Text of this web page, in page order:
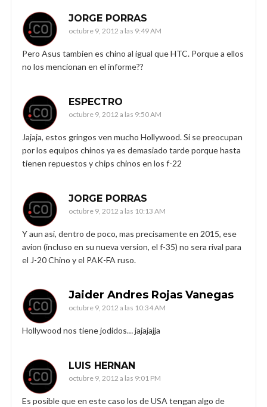
JORGE PORRAS
octubre 9, 2012 a las 9:49 AM
Pero Asus tambien es chino al igual que HTC. Porque a ellos
no los mencionan en el informe??
ESPECTRO
octubre 9, 2012 a las 9:50 AM
Jajaja, estos gringos ven mucho Hollywood. Si se preocupan
por los equipos chinos ya es demasiado tarde porque hasta
tienen repuestos y chips chinos en los f-22
JORGE PORRAS
octubre 9, 2012 a las 10:13 AM
Y aun asi, dentro de poco, mas precisamente en 2015, ese
avion (incluso en su nueva version, el f-35) no sera rival para
el J-20 Chino y el PAK-FA ruso.
Jaider Andres Rojas Vanegas
octubre 9, 2012 a las 10:34 AM
Hollywood nos tiene jodidos… jajajajja
LUIS HERNAN
octubre 9, 2012 a las 9:01 PM
Es posible que en este caso los de USA tengan algo de